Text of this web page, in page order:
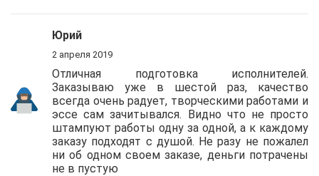
Юрий
2 апреля 2019
Отличная подготовка исполнителей.
Заказываю уже в шестой раз, качество
всегда очень радует, творческими работами и
эссе сам зачитывался. Видно что не просто
штампуют работы одну за одной, а к каждому
заказу подходят с душой. Не разу не пожалел
ни об одном своем заказе, деньги потрачены
не в пустую